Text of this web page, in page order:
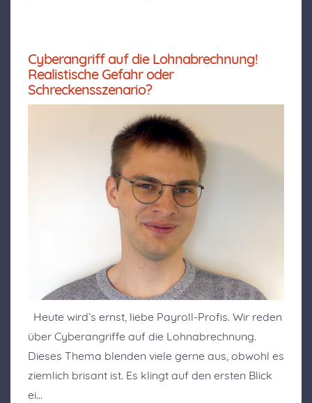
Cyberangriff auf die Lohnabrechnung!
Realistische Gefahr oder
Schreckensszenario?
Heute wird’s ernst, liebe Payroll-Profis. Wir reden
über Cyberangriffe auf die Lohnabrechnung.
Dieses Thema blenden viele gerne aus, obwohl es
ziemlich brisant ist. Es klingt auf den ersten Blick
ei…